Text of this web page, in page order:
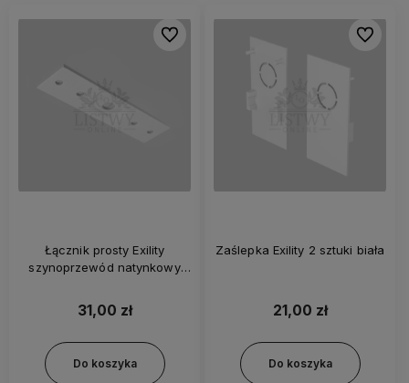
Łącznik prosty Exility
szynoprzewód natynkowy
31,00 zł
Do koszyka
Do ulubionych
Zaślepka Exility 2 sztuki biała
21,00 zł
Do koszyka
Do